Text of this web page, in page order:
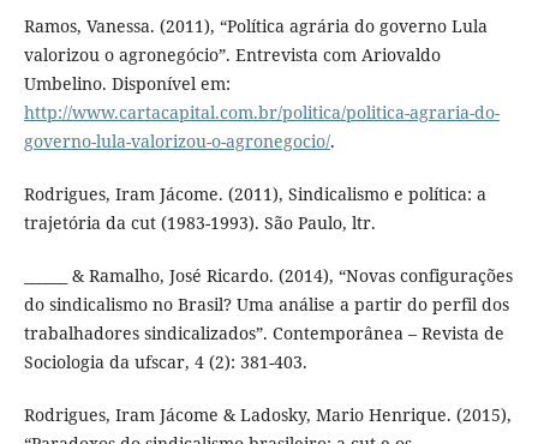
Ramos, Vanessa. (2011), “Política agrária do governo Lula
valorizou o agronegócio”. Entrevista com Ariovaldo
Umbelino. Disponível em:
http://www.cartacapital.com.br/politica/politica-agraria-do-
governo-lula-valorizou-o-agronegocio/.
Rodrigues, Iram Jácome. (2011), Sindicalismo e política: a
trajetória da cut (1983-1993). São Paulo, ltr.
______ & Ramalho, José Ricardo. (2014), “Novas configurações
do sindicalismo no Brasil? Uma análise a partir do perfil dos
trabalhadores sindicalizados”. Contemporânea – Revista de
Sociologia da ufscar, 4 (2): 381-403.
Rodrigues, Iram Jácome & Ladosky, Mario Henrique. (2015),